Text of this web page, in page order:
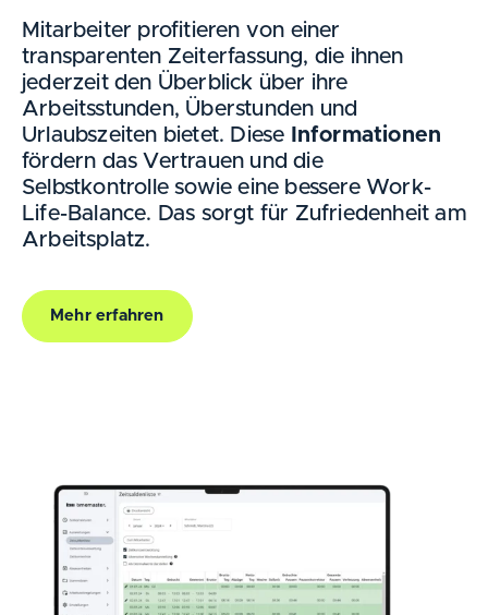
Mitarbeiter profitieren von einer
transparenten Zeiterfassung, die ihnen
jederzeit den Überblick über ihre
Arbeitsstunden, Überstunden und
Urlaubszeiten bietet. Diese
Informationen
fördern das Vertrauen und die
Selbstkontrolle sowie eine bessere Work-
Life-Balance. Das sorgt für Zufriedenheit am
Arbeitsplatz.
Mehr erfahren